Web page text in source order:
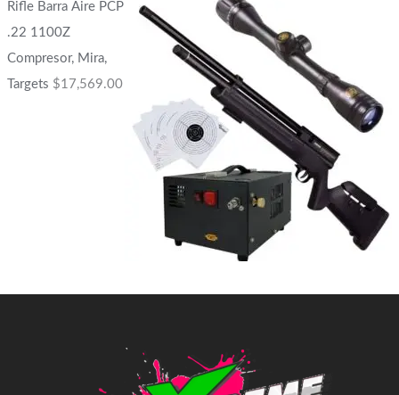
Rifle Barra Aire PCP
.22 1100Z
Compresor, Mira,
Targets $17,569.00